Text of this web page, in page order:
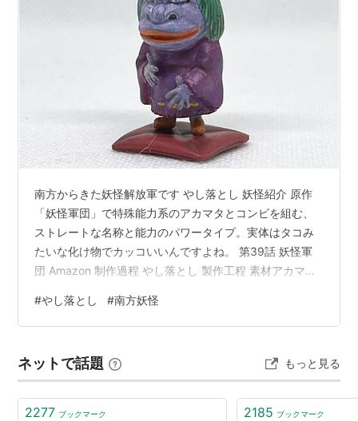
南方からきた妖怪解放軍です やし落とし 妖怪紹介 原作
「妖怪軍団」で特殊能力系のアカマタとコンビを組む、
ストレートな名称と能力のパワータイプ。実体はタコみ
たいな化け物でカッコいいんですよね。 第39話 妖怪軍
団 Amazon 制作過程 やし落とし 製作工程 素材アカマタ
す。そのままを利用するのではなく、加工しやすくする
ためにレジン複製したものを利用しています。 加工その
帯びたフォルムとなるので、手足は差し替え、ついでに
頭部の椰子の幹も延長加工しました。 塗装チンポ、アカ
マタと同様に水木先生のカ…
#やし落とし #南方妖怪
ネットで話題 もっと見る
2277 ブックマーク 2185 ブックマーク